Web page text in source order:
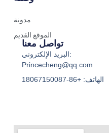
مدونة
الموقع القديم
تواصل معنا
البريد الإلكتروني:
Princecheng@qq.com